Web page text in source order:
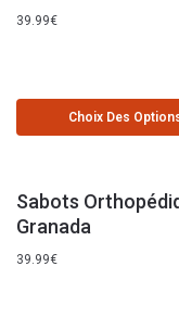
39.99€
Choix Des
Sabots
Granada
39.99€